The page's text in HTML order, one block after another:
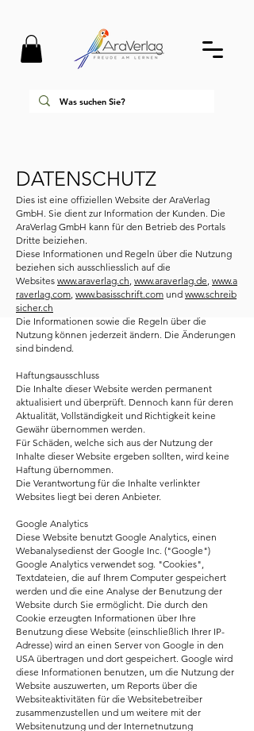
DATENSCHUTZ
Dies ist eine offiziellen Website der AraVerlag
GmbH. Sie dient zur Information der Kunden. Die
AraVerlag GmbH kann für den Betrieb des Portals
Dritte beiziehen.
Diese Informationen und Regeln über die Nutzung
beziehen sich ausschliesslich auf die
Websites www.araverlag.ch, www.araverlag.de, www.a
raverlag.com, www.basisschrift.com und www.schreib
sicher.ch
Die Informationen sowie die Regeln über die
Nutzung können jederzeit ändern. Die Änderungen
sind bindend.
Haftungsausschluss
Die Inhalte dieser Website werden permanent
aktualisiert und überprüft. Dennoch kann für deren
Aktualität, Vollständigkeit und Richtigkeit keine
Gewähr übernommen werden.
Für Schäden, welche sich aus der Nutzung der
Inhalte dieser Website ergeben sollten, wird keine
Haftung übernommen.
Die Verantwortung für die Inhalte verlinkter
Websites liegt bei deren Anbieter.
Google Analytics
Diese Website benutzt Google Analytics, einen
Webanalysedienst der Google Inc. ("Google")
Google Analytics verwendet sog. "Cookies",
Textdateien, die auf Ihrem Computer gespeichert
werden und die eine Analyse der Benutzung der
Website durch Sie ermöglicht. Die durch den
Cookie erzeugten Informationen über Ihre
Benutzung diese Website (einschließlich Ihrer IP-
Adresse) wird an einen Server von Google in den
USA übertragen und dort gespeichert. Google wird
diese Informationen benutzen, um die Nutzung der
Website auszuwerten, um Reports über die
Websiteaktivitäten für die Websitebetreiber
zusammenzustellen und um weitere mit der
Websitenutzung und der Internetnutzung